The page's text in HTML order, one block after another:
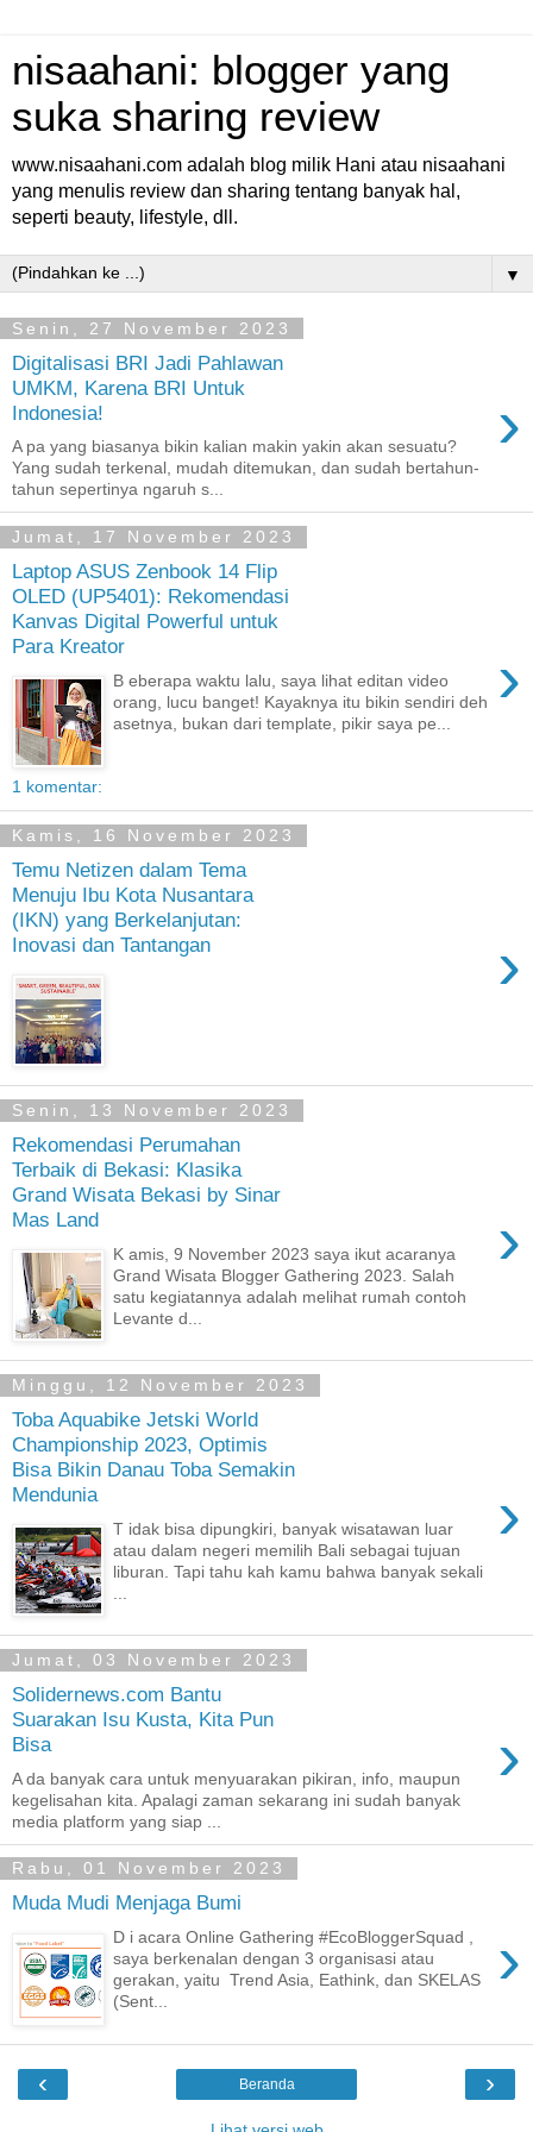
nisaahani: blogger yang
suka sharing review
www.nisaahani.com adalah blog milik Hani atau nisaahani
yang menulis review dan sharing tentang banyak hal,
seperti beauty, lifestyle, dll.
▼
Senin, 27 November 2023
Digitalisasi BRI Jadi Pahlawan
UMKM, Karena BRI Untuk
Indonesia!
›
A pa yang biasanya bikin kalian makin yakin akan sesuatu?
Yang sudah terkenal, mudah ditemukan, dan sudah bertahun-
tahun sepertinya ngaruh s...
Jumat, 17 November 2023
Laptop ASUS Zenbook 14 Flip
OLED (UP5401): Rekomendasi
Kanvas Digital Powerful untuk
Para Kreator
›
B eberapa waktu lalu, saya lihat editan video
orang, lucu banget! Kayaknya itu bikin sendiri deh
asetnya, bukan dari template, pikir saya pe...
1 komentar:
Kamis, 16 November 2023
Temu Netizen dalam Tema
Menuju Ibu Kota Nusantara
(IKN) yang Berkelanjutan:
Inovasi dan Tantangan
›
Senin, 13 November 2023
Rekomendasi Perumahan
Terbaik di Bekasi: Klasika
Grand Wisata Bekasi by Sinar
Mas Land
›
K amis, 9 November 2023 saya ikut acaranya
Grand Wisata Blogger Gathering 2023. Salah
satu kegiatannya adalah melihat rumah contoh
Levante d...
Minggu, 12 November 2023
Toba Aquabike Jetski World
Championship 2023, Optimis
Bisa Bikin Danau Toba Semakin
Mendunia
›
T idak bisa dipungkiri, banyak wisatawan luar
atau dalam negeri memilih Bali sebagai tujuan
liburan. Tapi tahu kah kamu bahwa banyak sekali
Jumat, 03 November 2023
Solidernews.com Bantu
Suarakan Isu Kusta, Kita Pun
Bisa
›
A da banyak cara untuk menyuarakan pikiran, info, maupun
kegelisahan kita. Apalagi zaman sekarang ini sudah banyak
media platform yang siap ...
Rabu, 01 November 2023
Muda Mudi Menjaga Bumi
›
D i acara Online Gathering #EcoBloggerSquad ,
saya berkenalan dengan 3 organisasi atau
gerakan, yaitu Trend Asia, Eathink, dan SKELAS
(Sent...
‹ ›
Beranda